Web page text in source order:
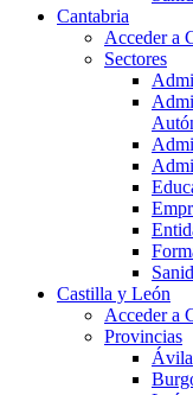
Cantabria
Acceder a
Sectores
Castilla y León
Acceder a
Provincias
Ávila